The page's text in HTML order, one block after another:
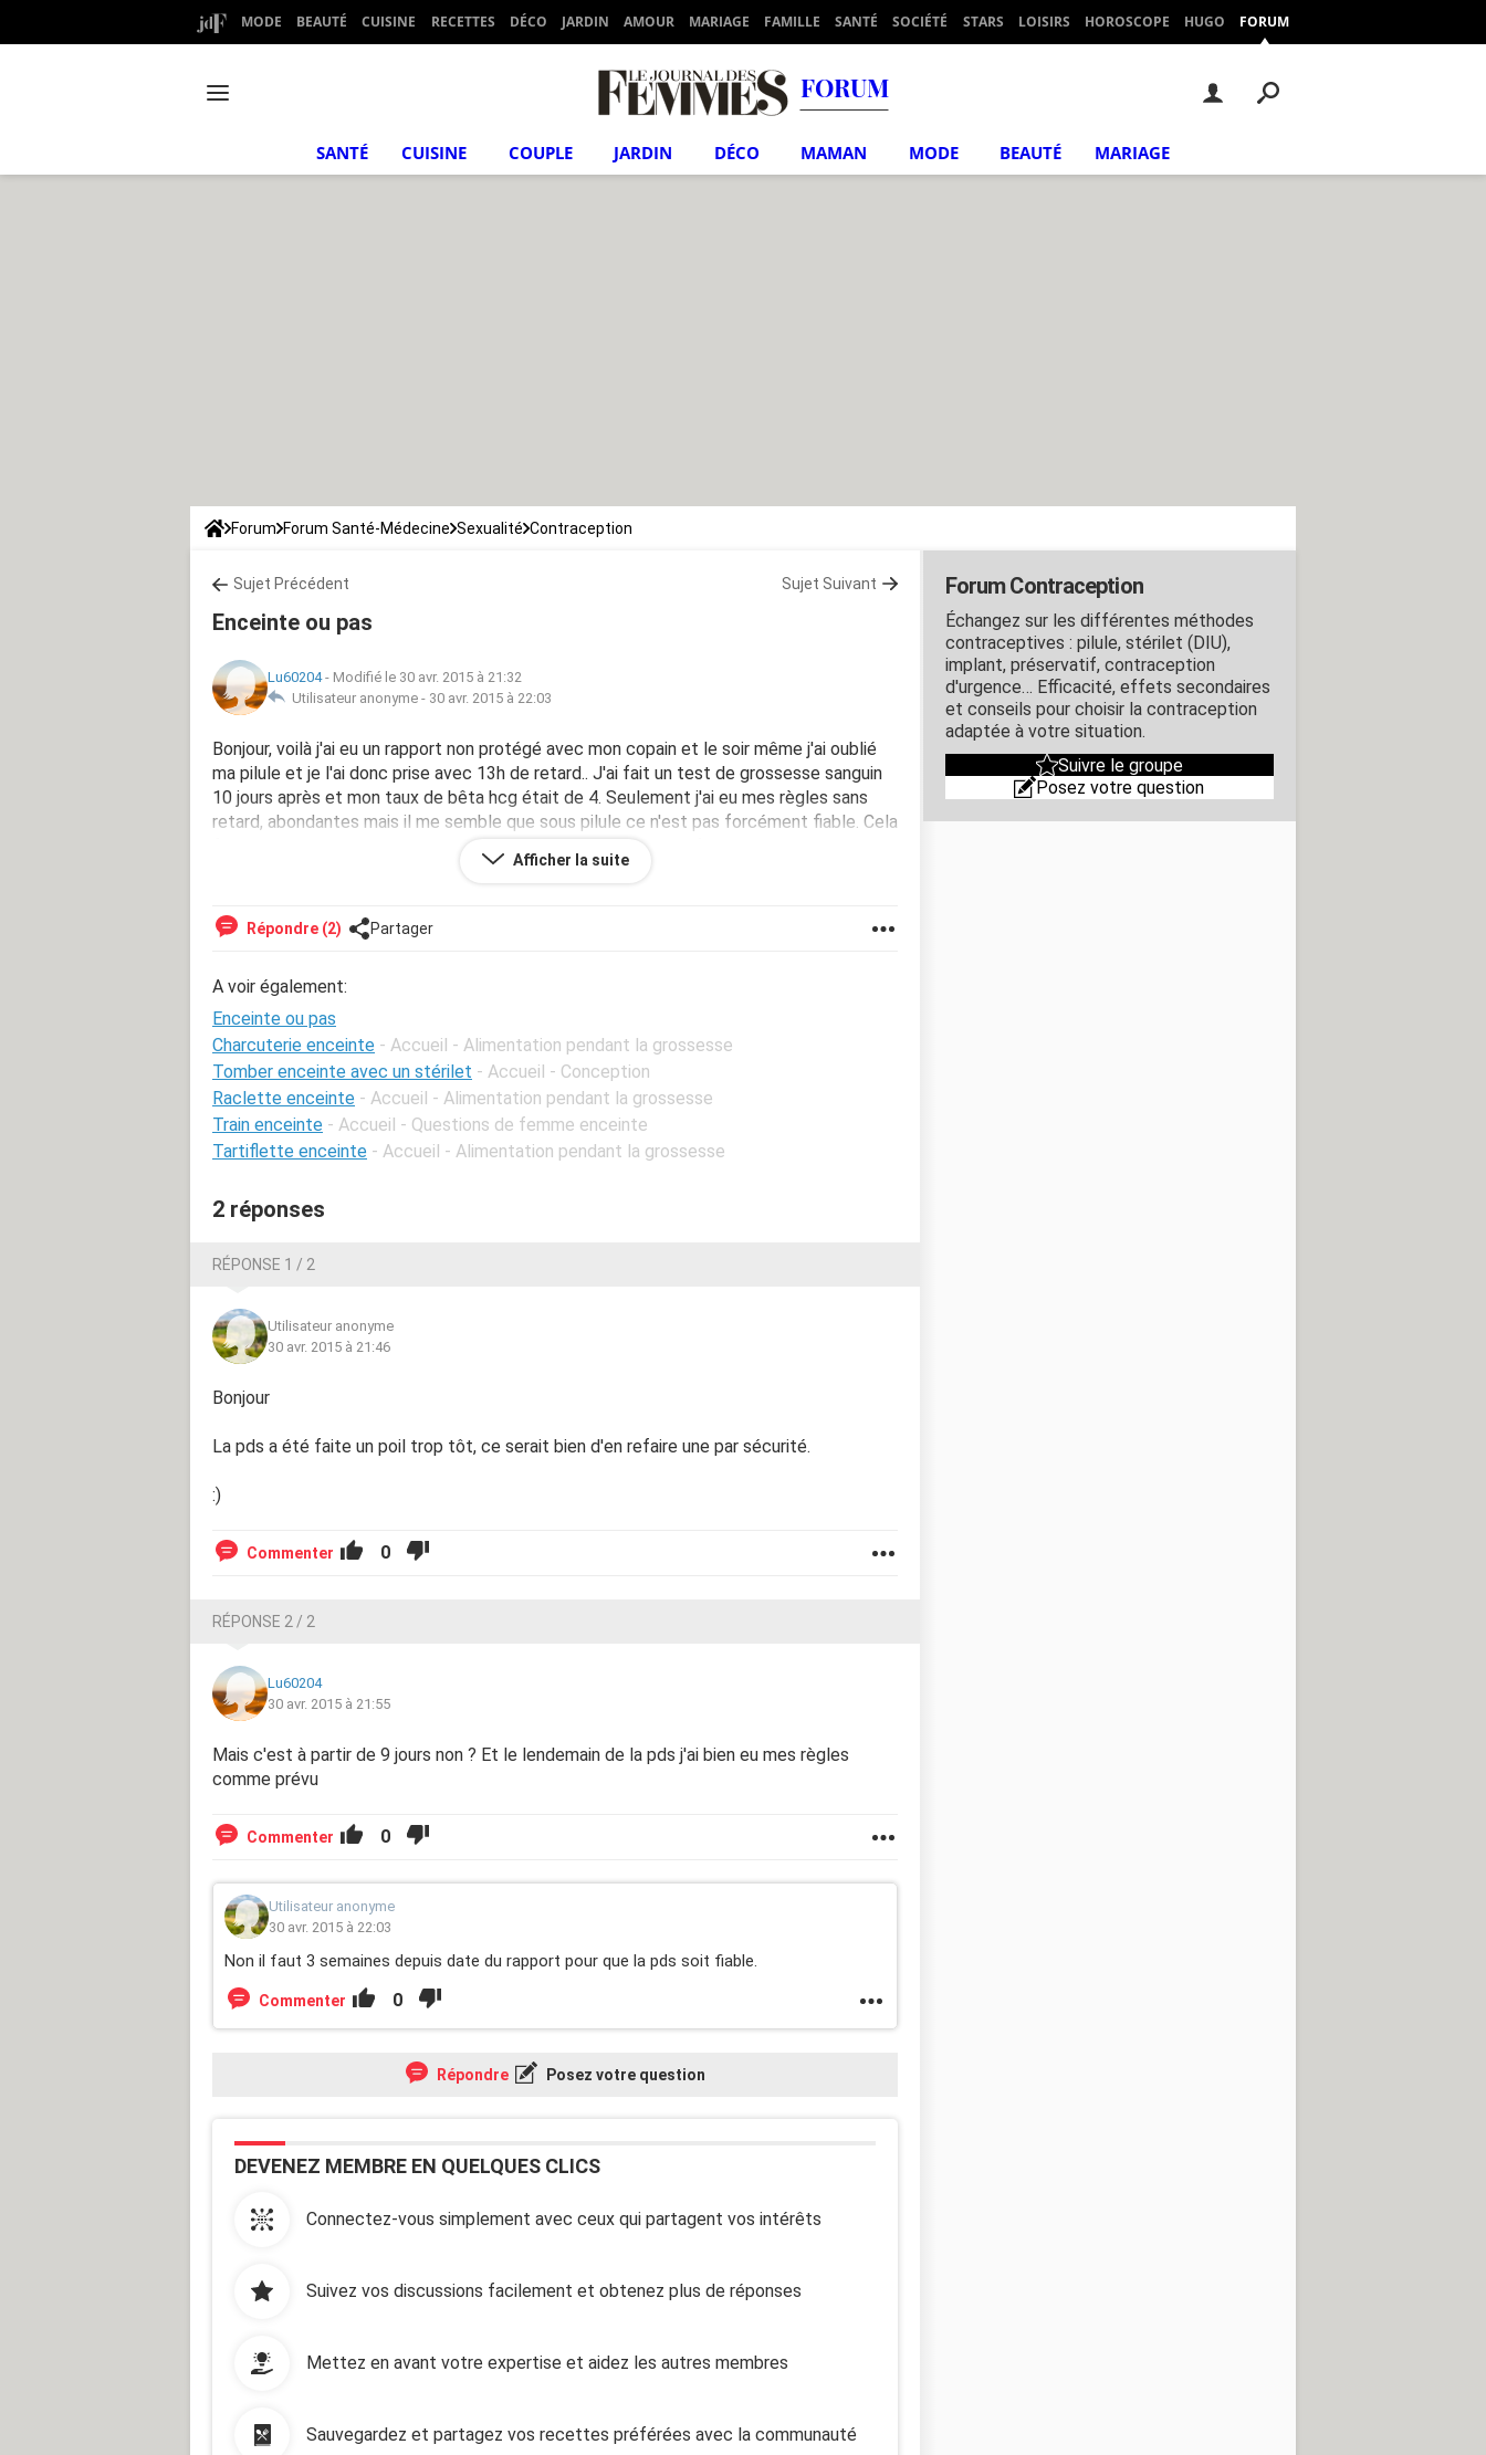
MODE BEAUTÉ CUISINE RECETTES DÉCO JARDIN AMOUR MARIAGE FAMILLE SANTÉ SOCIÉTÉ STARS LOISIRS HOROSCOPE HUGO FORUM
FORUM
SANTÉ CUISINE COUPLE JARDIN DÉCO MAMAN MODE BEAUTÉ MARIAGE
Forum Forum Santé-Médecine Sexualité Contraception
Sujet Précédent Sujet Suivant
Enceinte ou pas
Lu60204- Modifié le 30 avr. 2015 à 21:32
Utilisateur anonyme - 30 avr. 2015 à 22:03
Bonjour, voilà j'ai eu un rapport non protégé avec mon copain et le soir même j'ai oublié
ma pilule et je l'ai donc prise avec 13h de retard.. J'ai fait un test de grossesse sanguin
10 jours après et mon taux de bêta hcg était de 4. Seulement j'ai eu mes règles sans
retard, abondantes mais il me semble que sous pilule ce n'est pas forcément fiable. Cela
ait tout de même un risque de grossesse ? Merci pour vos réponses.
Afficher la suite
Répondre (2) Partager
A voir également:
Enceinte ou pas
Charcuterie enceinte - Accueil - Alimentation pendant la grossesse
Tomber enceinte avec un stérilet - Accueil - Conception
Raclette enceinte - Accueil - Alimentation pendant la grossesse
Train enceinte - Accueil - Questions de femme enceinte
Tartiflette enceinte - Accueil - Alimentation pendant la grossesse
2 réponses
RÉPONSE 1 / 2
Utilisateur anonyme
30 avr. 2015 à 21:46
Bonjour
La pds a été faite un poil trop tôt, ce serait bien d'en refaire une par sécurité.
:)
Commenter 0
RÉPONSE 2 / 2
Lu60204
30 avr. 2015 à 21:55
Mais c'est à partir de 9 jours non ? Et le lendemain de la pds j'ai bien eu mes règles
comme prévu
Commenter 0
Utilisateur anonyme
30 avr. 2015 à 22:03
Non il faut 3 semaines depuis date du rapport pour que la pds soit fiable.
Commenter 0
Répondre Posez votre question
DEVENEZ MEMBRE EN QUELQUES CLICS
Connectez-vous simplement avec ceux qui partagent vos intérêts
Suivez vos discussions facilement et obtenez plus de réponses
Mettez en avant votre expertise et aidez les autres membres
Sauvegardez et partagez vos recettes préférées avec la communauté
Forum Contraception
Échangez sur les différentes méthodes
contraceptives : pilule, stérilet (DIU),
implant, préservatif, contraception
d'urgence… Efficacité, effets secondaires
et conseils pour choisir la contraception
adaptée à votre situation.
Suivre le groupe
Posez votre question